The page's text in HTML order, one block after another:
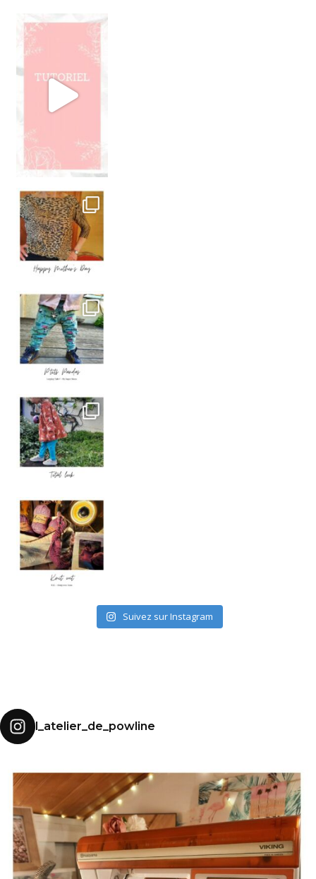
TUTO - AIGUILLE DOUBLE
. J’ai cousu pr
P’TITS PANDAS
. Le legging “Calin”
TOTAL LOOK MY SUPER BISON
. Voici la sec
Knit Out KAL 2021
. J’ai décidé de p
Suivez sur Instagram
l_atelier_de_powline